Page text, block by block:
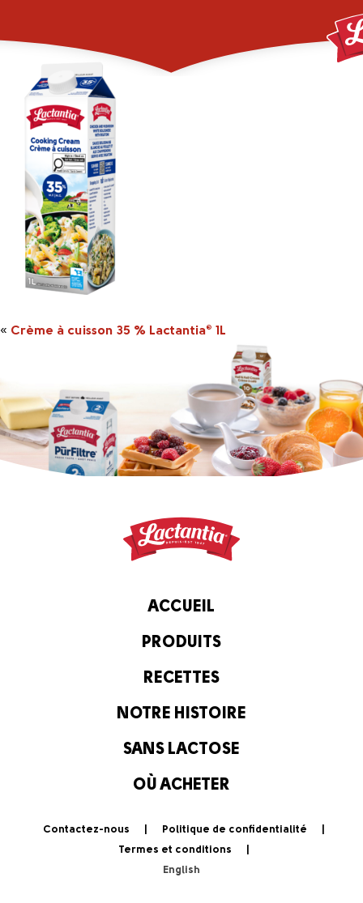
« Crème à cuisson 35 % Lactantia® 1L
ACCUEIL
PRODUITS
RECETTES
NOTRE HISTOIRE
SANS LACTOSE
OÙ ACHETER
Contactez-nous
Politique de confidentialité
Termes et conditions